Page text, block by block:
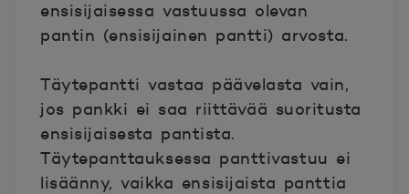
ensisijaisessa vastuussa olevan
pantin (ensisijainen pantti) arvosta.
Täytepantti vastaa päävelasta vain,
jos pankki ei saa riittävää suoritusta
ensisijaisesta pantista.
Täytepanttauksessa panttivastuu ei
lisäänny, vaikka ensisijaista panttia